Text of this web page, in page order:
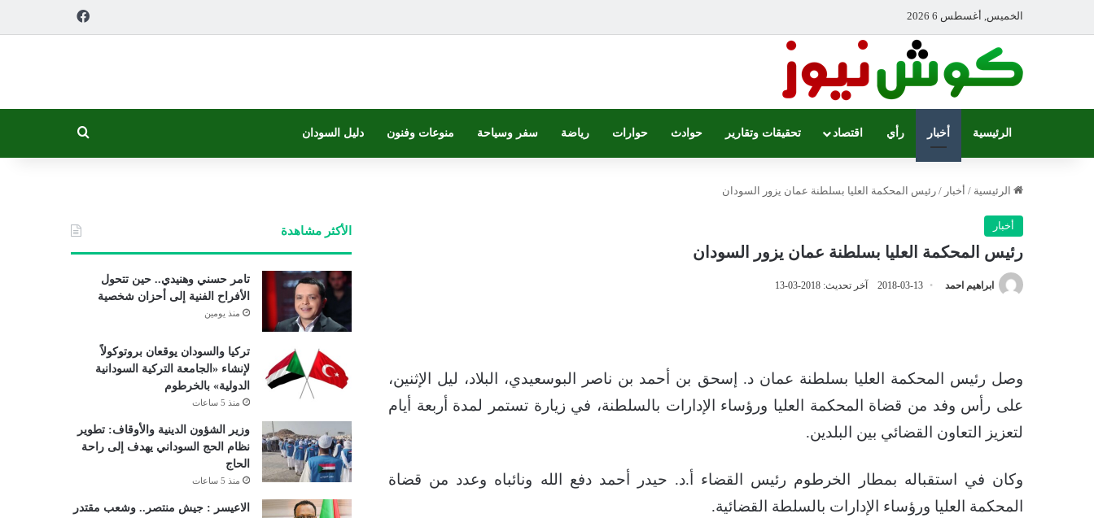
الخميس, أغسطس 6 2026
الرئيسية أخبار رأي اقتصاد تحقيقات وتقارير حوادث حوارات رياضة سفر وسياحة منوعات وفنون دليل السودان
الرئيسية / أخبار / رئيس المحكمة العليا بسلطنة عمان يزور السودان
أخبار
رئيس المحكمة العليا بسلطنة عمان يزور السودان
ابراهيم احمد 2018-03-13 آخر تحديث: 2018-03-13
وصل رئيس المحكمة العليا بسلطنة عمان د. إسحق بن أحمد بن ناصر البوسعيدي، البلاد، ليل الإثنين،
على رأس وفد من قضاة المحكمة العليا ورؤساء الإدارات بالسلطنة، في زيارة تستمر لمدة أربعة أيام
لتعزيز التعاون القضائي بين البلدين.
وكان في استقباله بمطار الخرطوم رئيس القضاء أ.د. حيدر أحمد دفع الله ونائباه وعدد من قضاة
المحكمة العليا ورؤساء الإدارات بالسلطة القضائية.
الأكثر مشاهدة
تامر حسني وهنيدي.. حين تتحول
الأفراح الفنية إلى أحزان شخصية
منذ يومين
تركيا والسودان يوقعان بروتوكولاً
لإنشاء «الجامعة التركية السودانية
الدولية» بالخرطوم
منذ 5 ساعات
وزير الشؤون الدينية والأوقاف: تطوير
نظام الحج السوداني يهدف إلى راحة
الحاج
منذ 5 ساعات
الاعيسر : جيش منتصر.. وشعب مقتدر